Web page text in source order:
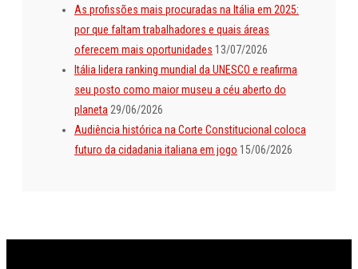
As profissões mais procuradas na Itália em 2025:
por que faltam trabalhadores e quais áreas
oferecem mais oportunidades 13/07/2026
Itália lidera ranking mundial da UNESCO e reafirma
seu posto como maior museu a céu aberto do
planeta 29/06/2026
Audiência histórica na Corte Constitucional coloca
futuro da cidadania italiana em jogo 15/06/2026